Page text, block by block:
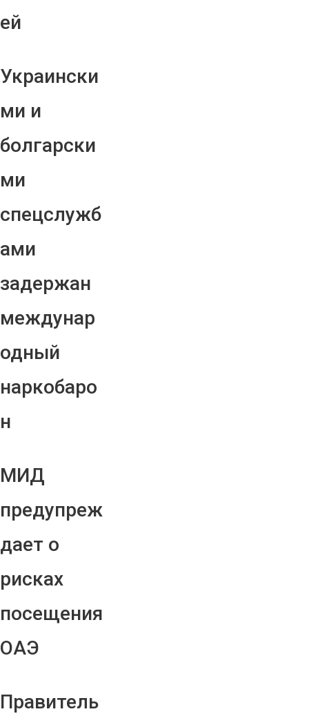
ей
Украински
ми и
болгарски
ми
спецслужб
ами
задержан
междунар
одный
наркобаро
н
МИД
предупреж
дает о
рисках
посещения
ОАЭ
Правитель